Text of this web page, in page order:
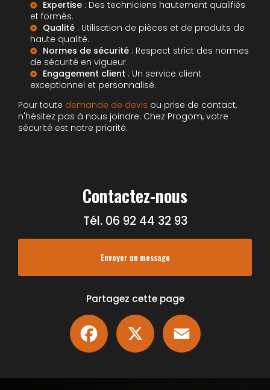
Expertise : Des techniciens hautement qualifiés
et formés.
Qualité : Utilisation de pièces et de produits de
haute qualité.
Normes de sécurité : Respect strict des normes
de sécurité en vigueur.
Engagement client : Un service client
exceptionnel et personnalisé.
Pour toute demande de devis ou prise de contact,
n'hésitez pas à nous joindre. Chez Progom, votre
sécurité est notre priorité.
Contactez-nous
Tél. 06 92 44 32 93
Envoyer un message
Partagez cette page
Facebook